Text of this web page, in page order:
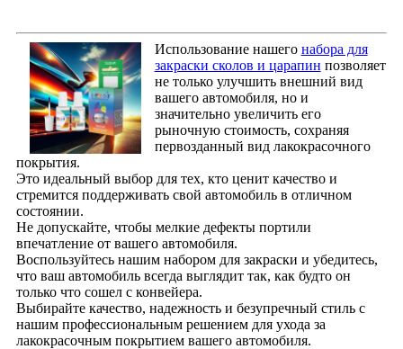
Использование нашего набора для
закраски сколов и царапин позволяет
не только улучшить внешний вид
вашего автомобиля, но и
значительно увеличить его
рыночную стоимость, сохраняя
первозданный вид лакокрасочного
покрытия.
Это идеальный выбор для тех, кто ценит качество и
стремится поддерживать свой автомобиль в отличном
состоянии.
Не допускайте, чтобы мелкие дефекты портили
впечатление от вашего автомобиля.
Воспользуйтесь нашим набором для закраски и убедитесь,
что ваш автомобиль всегда выглядит так, как будто он
только что сошел с конвейера.
Выбирайте качество, надежность и безупречный стиль с
нашим профессиональным решением для ухода за
лакокрасочным покрытием вашего автомобиля.